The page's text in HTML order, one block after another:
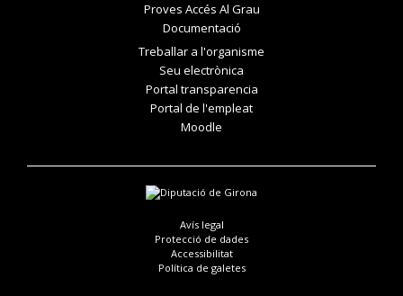
Proves Accés Al Grau
Documentació
Treballar a l'organisme
Seu electrònica
Portal transparencia
Portal de l'empleat
Moodle
Avís legal
Protecció de dades
Accessibilitat
Política de galetes